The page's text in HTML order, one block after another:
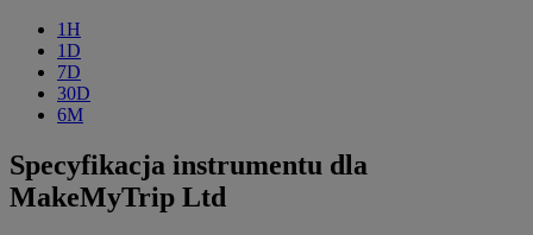
1H
1D
7D
30D
6M
Specyfikacja instrumentu dla
MakeMyTrip Ltd